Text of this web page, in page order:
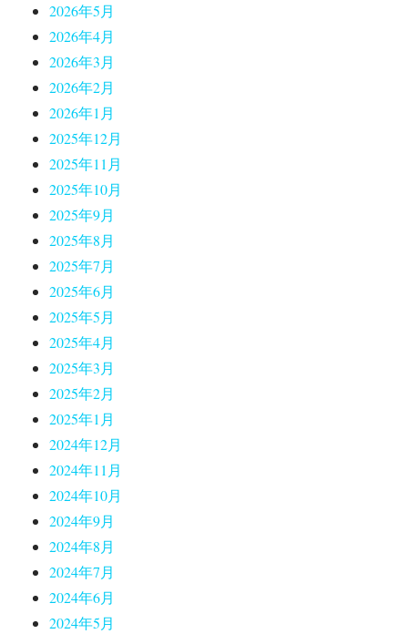
2026年5月
2026年4月
2026年3月
2026年2月
2026年1月
2025年12月
2025年11月
2025年10月
2025年9月
2025年8月
2025年7月
2025年6月
2025年5月
2025年4月
2025年3月
2025年2月
2025年1月
2024年12月
2024年11月
2024年10月
2024年9月
2024年8月
2024年7月
2024年6月
2024年5月